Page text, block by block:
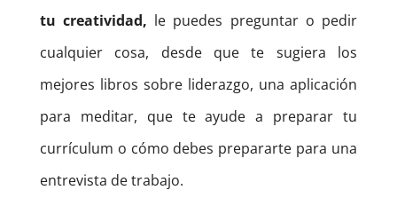
tu creatividad, le puedes preguntar o pedir
cualquier cosa, desde que te sugiera los
mejores libros sobre liderazgo, una aplicación
para meditar, que te ayude a preparar tu
currículum o cómo debes prepararte para una
entrevista de trabajo.